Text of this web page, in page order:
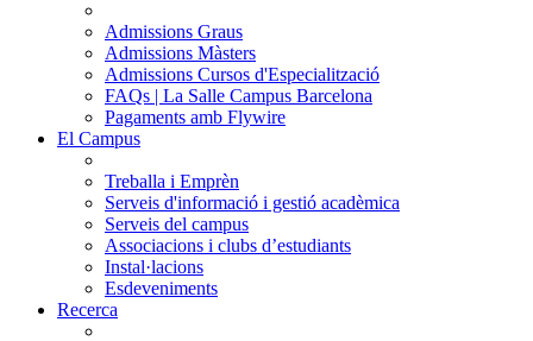
Admissions Graus
Admissions Màsters
Admissions Cursos d'Especialització
FAQs | La Salle Campus Barcelona
Pagaments amb Flywire
El Campus
Treballa i Emprèn
Serveis d'informació i gestió acadèmica
Serveis del campus
Associacions i clubs d’estudiants
Instal·lacions
Esdeveniments
Recerca